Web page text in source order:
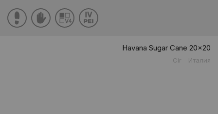
Havana Sugar Cane 20x20
Cir Италия